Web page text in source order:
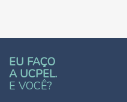
EU FAÇO
A UCPEL.
E VOCÊ?